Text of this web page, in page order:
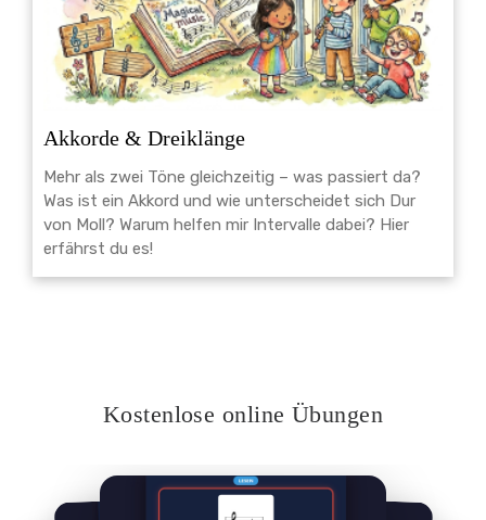
Akkorde & Dreiklänge
Mehr als zwei Töne gleichzeitig – was passiert da?
Was ist ein Akkord und wie unterscheidet sich Dur
von Moll? Warum helfen mir Intervalle dabei? Hier
erfährst du es!
Kostenlose online Übungen